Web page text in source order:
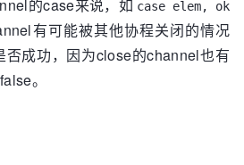
ready，且没有default语句
加入到所有channel的等待队列
入阻塞，等待被唤醒
作，解锁所有的channel，然后
操作，解锁所有的channel，然后
的case来说，如 case elem, ok
有可能被其他协程关闭的情况
否成功，因为close的channel也有
。